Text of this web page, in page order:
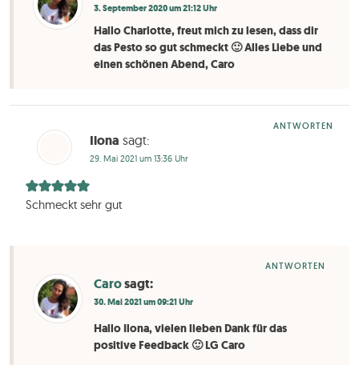
3. September 2020 um 21:12 Uhr
Hallo Charlotte, freut mich zu lesen, dass dir
das Pesto so gut schmeckt 🙂 Alles Liebe und
einen schönen Abend, Caro
Ilona sagt:
29. Mai 2021 um 13:36 Uhr
Schmeckt sehr gut
ANTWORTEN
Carosagt:
30. Mai 2021 um 09:21 Uhr
Hallo Ilona, vielen lieben Dank für das
positive Feedback 🙂 LG Caro
ANTWORTEN